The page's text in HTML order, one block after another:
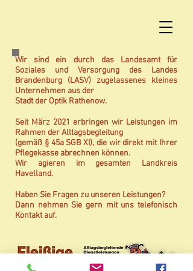
Wir sind ein durch das Landesamt für
Soziales und Versorgung des Landes
Brandenburg (LASV) zugelassenes kleines
Unternehmen aus der
Stadt der Optik Rathenow.
Seit März 2021 erbringen wir Leistungen im
Rahmen der Alltagsbegleitung
(gemäß § 45a SGB XI), die wir direkt mit Ihrer
Pflegekasse abrechnen können.
Wir agieren im gesamten Landkreis
Havelland.
Haben Sie Fragen zu unseren Leistungen?
Dann nehmen Sie gern mit uns telefonisch
Kontakt auf.